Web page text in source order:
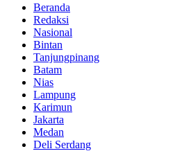
Beranda
Redaksi
Nasional
Bintan
Tanjungpinang
Batam
Nias
Lampung
Karimun
Jakarta
Medan
Deli Serdang